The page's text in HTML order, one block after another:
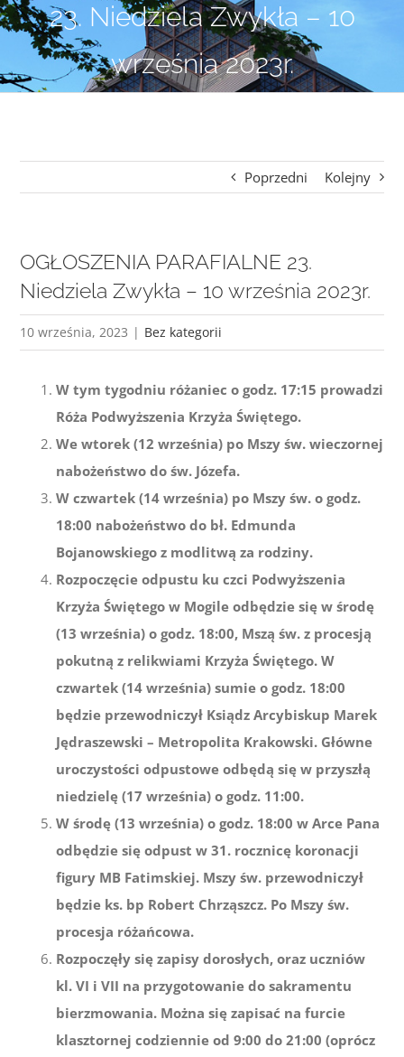
23. Niedziela Zwykła – 10
września 2023r.
Poprzedni Kolejny
OGŁOSZENIA PARAFIALNE 23.
Niedziela Zwykła – 10 września 2023r.
10 września, 2023 | Bez kategorii
W tym tygodniu różaniec o godz. 17:15 prowadzi
Róża Podwyższenia Krzyża Świętego.
We wtorek (12 września) po Mszy św. wieczornej
nabożeństwo do św. Józefa.
W czwartek (14 września) po Mszy św. o godz.
18:00 nabożeństwo do bł. Edmunda
Bojanowskiego z modlitwą za rodziny.
Rozpoczęcie odpustu ku czci Podwyższenia
Krzyża Świętego w Mogile odbędzie się w środę
(13 września) o godz. 18:00, Mszą św. z procesją
pokutną z relikwiami Krzyża Świętego. W
czwartek (14 września) sumie o godz. 18:00
będzie przewodniczył Ksiądz Arcybiskup Marek
Jędraszewski – Metropolita Krakowski. Główne
uroczystości odpustowe odbędą się w przyszłą
niedzielę (17 września) o godz. 11:00.
W środę (13 września) o godz. 18:00 w Arce Pana
odbędzie się odpust w 31. rocznicę koronacji
figury MB Fatimskiej. Mszy św. przewodniczył
będzie ks. bp Robert Chrząszcz. Po Mszy św.
procesja różańcowa.
Rozpoczęły się zapisy dorosłych, oraz uczniów
kl. VI i VII na przygotowanie do sakramentu
bierzmowania. Można się zapisać na furcie
klasztornej codziennie od 9:00 do 21:00 (oprócz